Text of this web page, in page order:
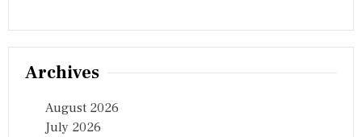
Archives
August 2026
July 2026